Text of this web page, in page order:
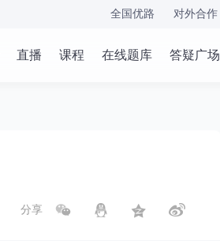
全国优路 对外合作
直播 课程 在线题库 答疑广场
分享